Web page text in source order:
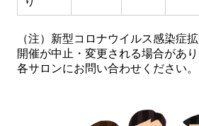
（注）新型コロナウイルス感染症
開催が中止・変更される場合があ
各サロンにお問い合わせください。